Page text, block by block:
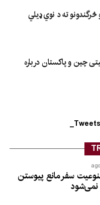
ته د نوي ډیلي
چین و پاکستان درباره
سفر مانع پیوستن
نمی‌شود